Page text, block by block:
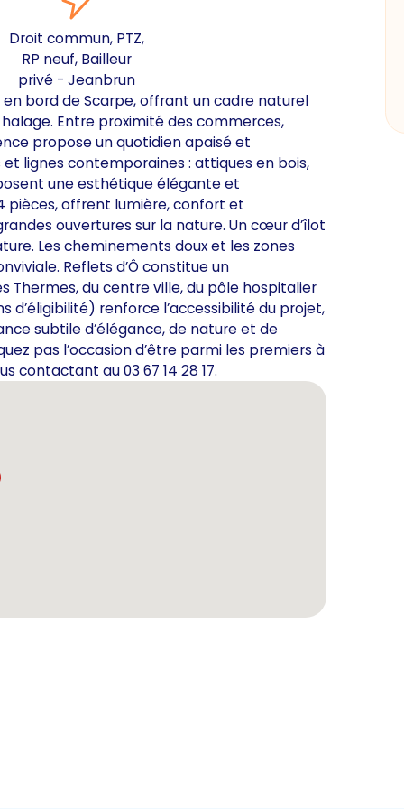
Droit commun, PTZ,
RP neuf, Bailleur
privé - Jeanbrun
bord de Scarpe, offrant un cadre naturel
Entre proximité des commerces,
propose un quotidien apaisé et
lignes contemporaines : attiques en bois,
une esthétique élégante et
pièces, offrent lumière, confort et
ouvertures sur la nature. Un cœur d’îlot
Les cheminements doux et les zones
Reflets d’Ô constitue un
du centre ville, du pôle hospitalier
d’éligibilité) renforce l’accessibilité du projet,
subtile d’élégance, de nature et de
pas l’occasion d’être parmi les premiers à
contactant au 03 67 14 28 17.